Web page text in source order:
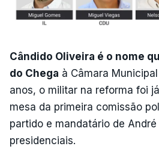
Cândido Oliveira é o nome
do Chega à Câmara
anos, o militar na reforma foi
mesa da primeira comissão
partido e mandatário de
presidenciais.